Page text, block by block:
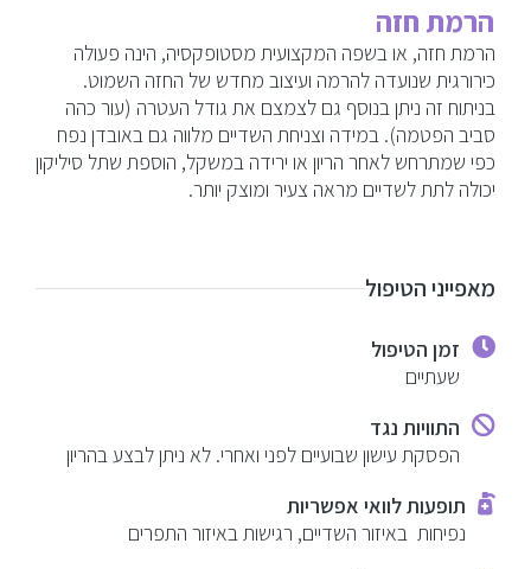
הרמת חזה
הרמת חזה, או בשפה המקצועית מסטופקסיה, הינה פעולה
כירורגית שנועדה להרמה ועיצוב מחדש של החזה השמוט.
בניתוח זה ניתן בנוסף גם לצמצם את גודל העטרה (עור כהה
סביב הפטמה). במידה וצניחת השדיים מלווה גם באובדן נפח
כפי שמתרחש לאחר הריון או ירידה במשקל, הוספת שתל סיליקון
יכולה לתת לשדיים מראה צעיר ומוצק יותר.
מאפייני הטיפול
זמן הטיפול
שעתיים
התוויות נגד
הפסקת עישון שבועיים לפני ואחרי. לא ניתן לבצע בהריון
תופעות לוואי אפשריות
נפיחות באיזור השדיים, רגישות באיזור התפרים